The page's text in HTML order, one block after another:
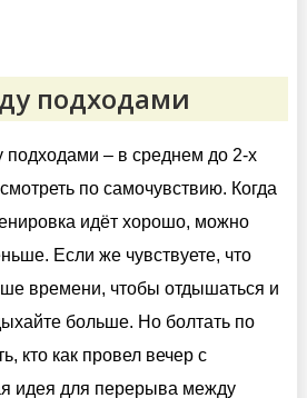
подходами
– в среднем до 2-х
по самочувствию. Когда
идёт хорошо, можно
Если же чувствуете, что
времени, чтобы отдышаться и
больше. Но болтать по
кто как провел вечер с
идея для перерыва между